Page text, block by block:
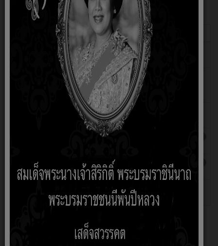
ผู้เขียน
รายงานผลการดำเนินงานตามแผนดำเนินงาน
เขียนโดย สุริ
สรา ราชวัง
รายงานผลการดำเนินงานตามข้อบัญญัติงบ
ประมาณรายจ่าย ประจำปีงบประมาณ พ.ศ.
เขียนโดย
ประภัสสร
ข้อบัญญัติงบประมาณรายจ่ายประจำ
รายงานผลการดำเนินงานติดตามแผนการใช้จ่าย
รายงานผลการดำเนินงานติดตามแผนการใช้จ่าย
งบประมาณ พ.ศ.2564
ปีงบประมาณ พ.ศ. 2565
ประภัสสร